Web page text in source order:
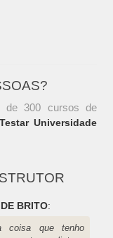
de 300 cursos de
Testar Universidade
BRITO:
que tenho